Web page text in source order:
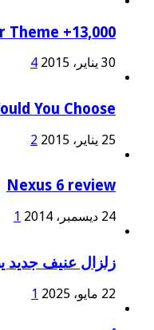
13,000+ People Have Bought Our Theme
30 يناير، 2015 4
You Choose?
25 يناير، 2015 2
Nexus 6 review
24 ديسمبر، 2014 1
زلزال عنيف جديد
22 مايو، 2025 1